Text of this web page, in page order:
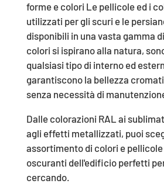
forme e colori Le pellicole ed i
utilizzati per gli scuri e le
disponibili in una vasta gamma
colori si ispirano alla natura,
qualsiasi tipo di interno ed
garantiscono la bellezza
senza necessità di
Dalle colorazioni RAL ai
agli effetti metallizzati, puoi
assortimento di colori e
oscuranti dell'edificio perfetti
cercando.